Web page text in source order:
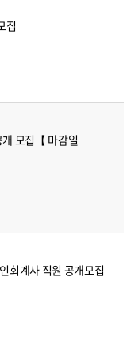
집
모집【 마감일
회계사 직원 공개모집